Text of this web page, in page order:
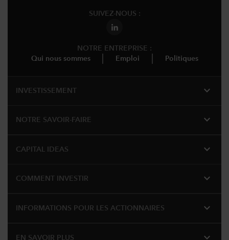
SUIVEZ-NOUS :
NOTRE ENTREPRISE :
Qui nous sommes
Emploi Politiques
INVESTISSEMENT expand_more
NOTRE SAVOIR-FAIRE expand_more
CAPITAL IDEAS expand_more
COMMENT INVESTIR expand_more
INFORMATIONS POUR LES ACTIONNAIRES expand_more
EN SAVOIR PLUS